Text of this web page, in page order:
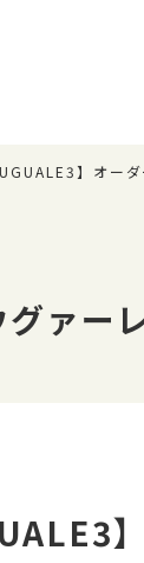
】オーダ
ァー